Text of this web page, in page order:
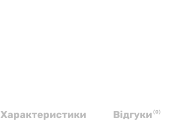
Характеристики Вiдгуки (0)